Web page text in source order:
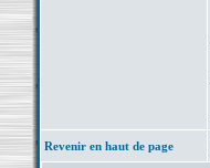
Revenir en haut de page